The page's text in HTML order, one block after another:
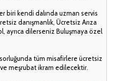
biri kendi dalında uzman servis
danışmanlık, Ücretsiz Arıza
dilerseniz Buluşmaya özel
tüm misafirlere ücretsiz
meşrubat ikram edilecektir.